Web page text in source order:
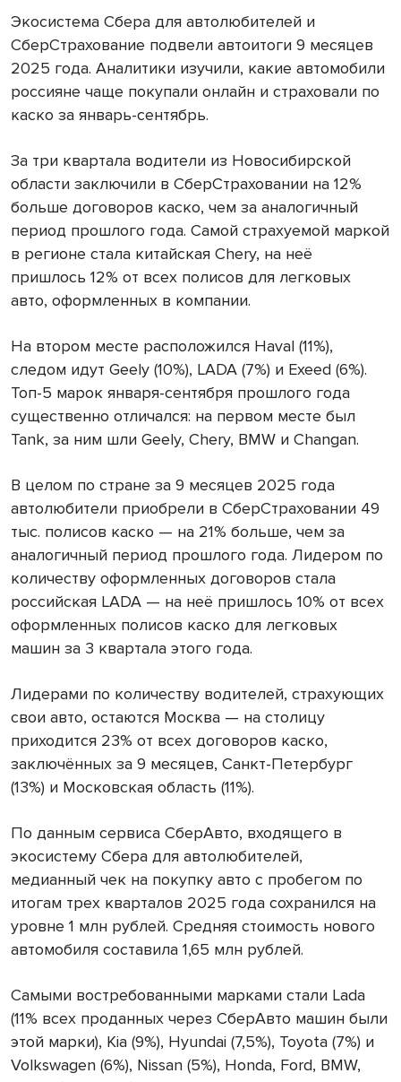
Экосистема Сбера для автолюбителей и
СберСтрахование подвели автоитоги 9 месяцев
2025 года. Аналитики изучили, какие автомобили
россияне чаще покупали онлайн и страховали по
каско за январь-сентябрь.
За три квартала водители из Новосибирской
области заключили в СберСтраховании на 12%
больше договоров каско, чем за аналогичный
период прошлого года. Самой страхуемой маркой
в регионе стала китайская Chery, на неё
пришлось 12% от всех полисов для легковых
авто, оформленных в компании.
На втором месте расположился Haval (11%),
следом идут Geely (10%), LADA (7%) и Exeed (6%).
Топ-5 марок января-сентября прошлого года
существенно отличался: на первом месте был
Tank, за ним шли Geely, Chery, BMW и Changan.
В целом по стране за 9 месяцев 2025 года
автолюбители приобрели в СберСтраховании 49
тыс. полисов каско — на 21% больше, чем за
аналогичный период прошлого года. Лидером по
количеству оформленных договоров стала
российская LADA — на неё пришлось 10% от всех
оформленных полисов каско для легковых
машин за 3 квартала этого года.
Лидерами по количеству водителей, страхующих
свои авто, остаются Москва — на столицу
приходится 23% от всех договоров каско,
заключённых за 9 месяцев, Санкт-Петербург
(13%) и Московская область (11%).
По данным сервиса СберАвто, входящего в
экосистему Сбера для автолюбителей,
медианный чек на покупку авто с пробегом по
итогам трех кварталов 2025 года сохранился на
уровне 1 млн рублей. Средняя стоимость нового
автомобиля составила 1,65 млн рублей.
Самыми востребованными марками стали Lada
(11% всех проданных через СберАвто машин были
этой марки), Kia (9%), Hyundai (7,5%), Toyota (7%) и
Volkswagen (6%), Nissan (5%), Honda, Ford, BMW,